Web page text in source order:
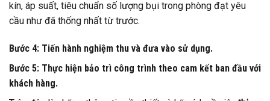
kín, áp suất, tiêu chuẩn số lượng bụi trong phòng đạt yêu
cầu như đã thống nhất từ trước.
Bước 4: Tiến hành nghiệm thu và đưa vào sử dụng.
Bước 5: Thực hiện bảo trì công trình theo cam kết ban đầu với
khách hàng.